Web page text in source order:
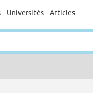
Universités Articles